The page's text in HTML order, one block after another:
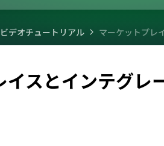
デオチュートリアル マーケットプレ
スとインテグレ